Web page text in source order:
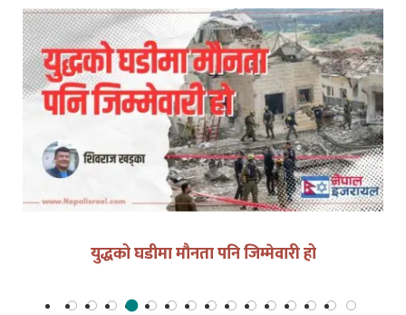
युद्धको घडीमा मौनता पनि जिम्मेवारी हो